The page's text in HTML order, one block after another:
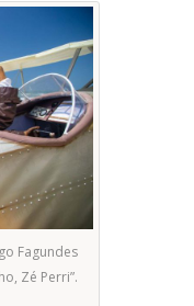
Fagundes
Zé Perri”.